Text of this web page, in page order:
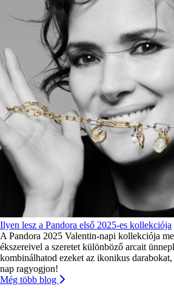
Ilyen lesz a Pandora első 2025-es kollekciója
A Pandora 2025 Valentin-napi kollekciója
ékszereivel a szeretet különböző arcait
kombinálhatod ezeket az ikonikus
nap ragyogjon!
Még több blog